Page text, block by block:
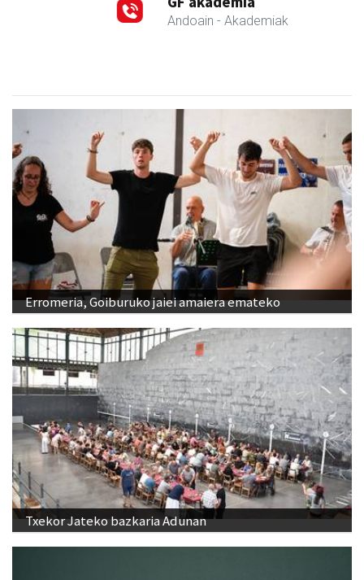
- Akademiak
Erromeria, Goiburuko jaiei amaiera emateko
Txekor Jateko bazkaria Adunan